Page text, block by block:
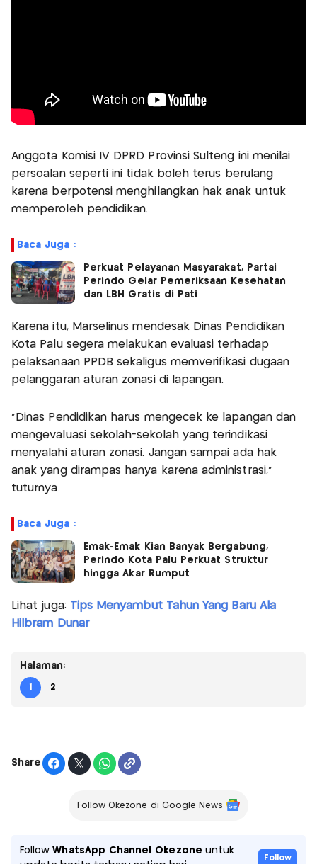
Anggota Komisi IV DPRD Provinsi Sulteng ini menilai
persoalan seperti ini tidak boleh terus berulang
karena berpotensi menghilangkan hak anak untuk
memperoleh pendidikan.
Baca Juga :
Perkuat Pelayanan Masyarakat, Partai
Perindo Gelar Pemeriksaan Kesehatan
dan LBH Gratis di Pati
Karena itu, Marselinus mendesak Dinas Pendidikan
Kota Palu segera melakukan evaluasi terhadap
pelaksanaan PPDB sekaligus memverifikasi dugaan
pelanggaran aturan zonasi di lapangan.
“Dinas Pendidikan harus mengecek ke lapangan dan
mengevaluasi sekolah-sekolah yang terindikasi
menyalahi aturan zonasi. Jangan sampai ada hak
anak yang dirampas hanya karena administrasi,”
tuturnya.
Baca Juga :
Emak-Emak Kian Banyak Bergabung,
Perindo Kota Palu Perkuat Struktur
hingga Akar Rumput
Lihat juga: Tips Menyambut Tahun Yang Baru Ala
Hilbram Dunar
Halaman:
1 2
Share
Follow Okezone di Google News
FollowWhatsApp Channel Okezone untuk
Follow